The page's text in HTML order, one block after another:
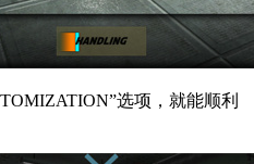
选项，就能顺利